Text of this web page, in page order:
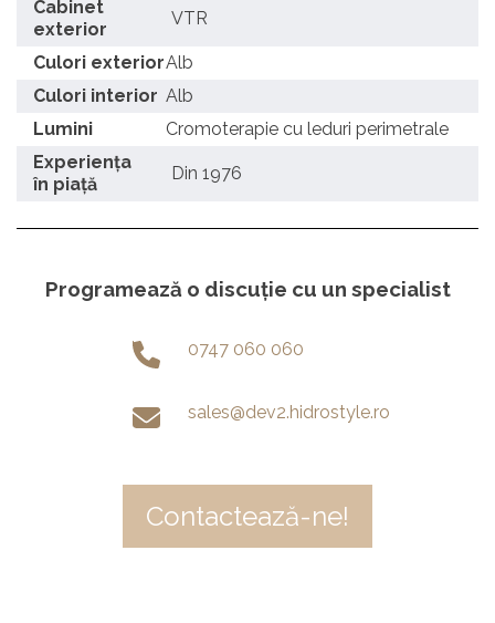
Cabinet
exterior
VTR
Culori exteriorAlb
Culori interior Alb
Lumini
Cromoterapie cu leduri perimetrale
Experienţa
în piaţă
Din 1976
Programează o discuție cu un specialist
0747 060 060
sales@dev2.hidrostyle.ro
Contactează-ne!